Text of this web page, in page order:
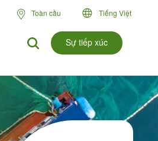
Sự tiếp xúc
Toàn cầu Tiếng Việt